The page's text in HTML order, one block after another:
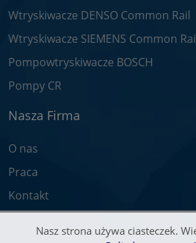
Nasz strona używa ciasteczek.
Wtryskiwacze DENSO Common Rail
Wtryskiwacze SIEMENS Common
Pompowtryskiwacze BOSCH
Pompy CR
Nasza Firma
O nas
Praca
Kontakt